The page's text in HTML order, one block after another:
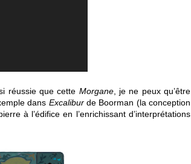
réussie que cette Morgane, je ne peux qu’être
dans Excalibur de Boorman (la conception
à l’édifice en l’enrichissant d’interprétations